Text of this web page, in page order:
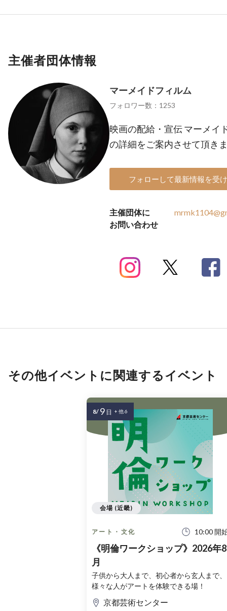
主催者団体情報
マーメイドフィルム
フォロワー数：1253
映画の配給・宣伝 マーメイ
の詳細をご案内させて頂き
フォローして最新情報を受
主催団体に
お問い合わせ
その他イベントに関連するイベント
アート・文化 10:00 開
《明倫ワークショップ》2026年8
月
子供から大人まで、初心者から玄人まで、
様々な人がアートを体験できる場！
京都芸術センター
会場 (近畿)
8/ 9 日 + 他 6